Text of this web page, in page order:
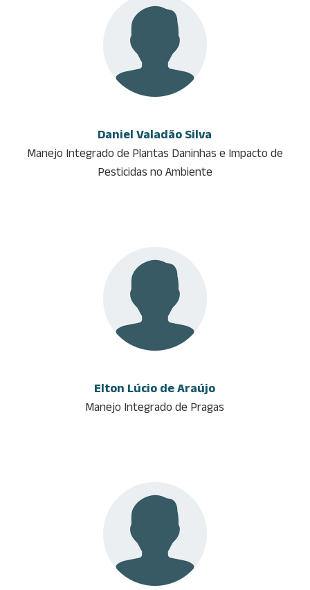
Daniel Valadão Silva
Manejo Integrado de Plantas Daninhas e Impacto de
Pesticidas no Ambiente
Elton Lúcio de Araújo
Manejo Integrado de Pragas